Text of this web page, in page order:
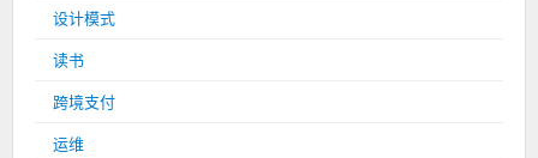
设计模式
读书
跨境支付
运维